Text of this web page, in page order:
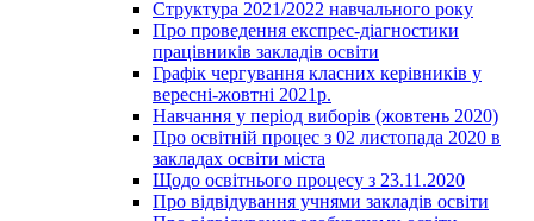
Структура 2021/2022 навчального року
Про проведення експрес-діагностики
працівників закладів освіти
Графік чергування класних керівників у
вересні-жовтні 2021р.
Навчання у період виборів (жовтень 2020)
Про освітній процес з 02 листопада 2020 в
закладах освіти міста
Щодо освітнього процесу з 23.11.2020
Про відвідування учнями закладів освіти